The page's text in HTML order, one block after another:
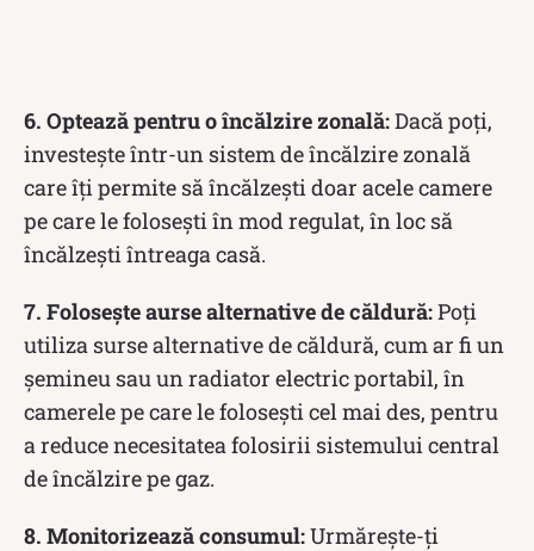
6. Optează pentru o încălzire zonală:Dacă poți,
investește într-un sistem de încălzire zonală
care îți permite să încălzești doar acele camere
pe care le folosești în mod regulat, în loc să
încălzești întreaga casă.
7. Folosește aurse alternative de căldură:Poți
utiliza surse alternative de căldură, cum ar fi un
șemineu sau un radiator electric portabil, în
camerele pe care le folosești cel mai des, pentru
a reduce necesitatea folosirii sistemului central
de încălzire pe gaz.
8. Monitorizează consumul:Urmărește-ți